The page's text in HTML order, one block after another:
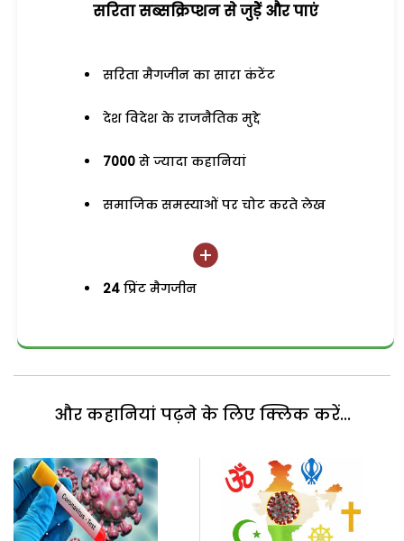
सरिता सब्सक्रिप्शन से जुड़ेें और पाएं
सरिता मैगजीन का सारा कंटेंट
देश विदेश के राजनैतिक मुद्दे
7000 से ज्यादा कहानियां
समाजिक समस्याओं पर चोट करते लेख
24 प्रिंट मैगजीन
और कहानियां पढ़ने के लिए क्लिक करें...